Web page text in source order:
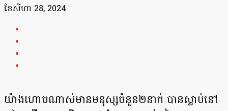
ខែ​សីហា 28, 2024
យ៉ាងហោចណាស់មានមនុស្សចំនួន២នាក់ បានស្លាប់នៅ